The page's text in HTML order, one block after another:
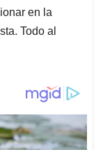
en la
Todo al